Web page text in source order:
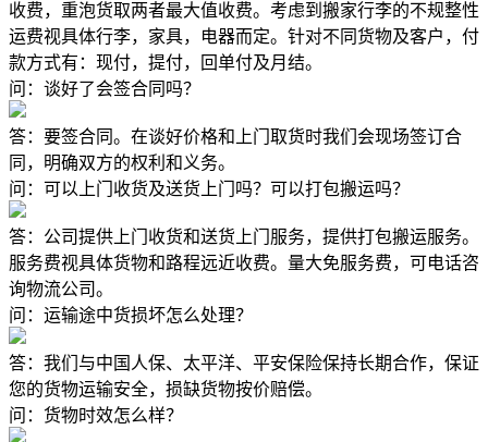
收费，重泡货取两者最大值收费。考虑到搬家行李的不规整性
运费视具体行李，家具，电器而定。针对不同货物及客户，付
款方式有：现付，提付，回单付及月结。
问：谈好了会签合同吗？
答：要签合同。在谈好价格和上门取货时我们会现场签订合
同，明确双方的权利和义务。
问：可以上门收货及送货上门吗？可以打包搬运吗？
答：公司提供上门收货和送货上门服务，提供打包搬运服务。
服务费视具体货物和路程远近收费。量大免服务费，可电话咨
询物流公司。
问：运输途中货损坏怎么处理？
答：我们与中国人保、太平洋、平安保险保持长期合作，保证
您的货物运输安全，损缺货物按价赔偿。
问：货物时效怎么样？